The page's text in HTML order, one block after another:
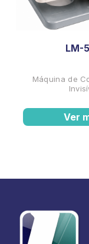
LM-
Máquina de
Ver